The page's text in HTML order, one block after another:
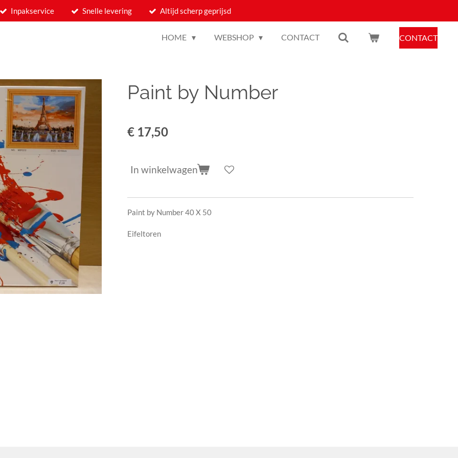
Inpakservice Snelle levering Altijd scherp geprijsd
HOME WEBSHOP CONTACT CONTACT
Paint by Number
€ 17,50
In winkelwagen
Paint by Number 40 X 50
Eifeltoren